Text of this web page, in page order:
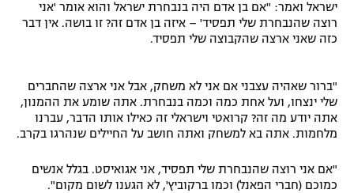
ישראל ואמר: "אם בן אדם היה בנבחרת ישראל והוא אומר 'אני
רוצה שהנבחרת שלי תפסיד' – איזה בן אדם זה? זו בושה. אין דבר
כזה שאני ארצה שהקבוצה שלי תפסיד.
"ברור שאהיה עצבני אם אני לא משחק, אבל אני ארצה שהחברים
שלי ינצחו, ועל אחת כמה וכמה בנבחרת. אתה שומע את ההמנון,
אתה יודע מה זה? קרואטי וישראלי זה כאילו אותו הדבר, עברנו
מלחמות. אתה בא למשחק ואתה חושב על החיילים שנהרגו בקרב.
"אם אני רוצה שהנבחרת שלי תפסיד, אני אגואיסט. בגלל אנשים
כמוכם (חברי הפאנל) וכמו ברקוביץ', לא הגענו לשום מקום".